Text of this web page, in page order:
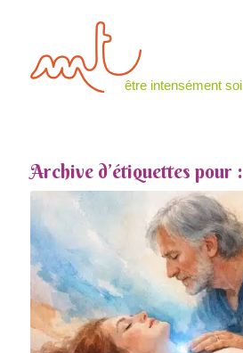
être intensément soi
Archive d’étiquettes pour :